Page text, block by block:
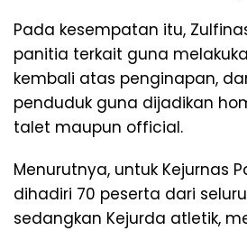
Pada kesempatan itu,
panitia terkait guna
kembali atas penginapan,
penduduk guna dijadikan
talet maupun official.
Menurutnya, untuk Kejurnas
dihadiri 70 peserta dari
sedangkan Kejurda atletik,